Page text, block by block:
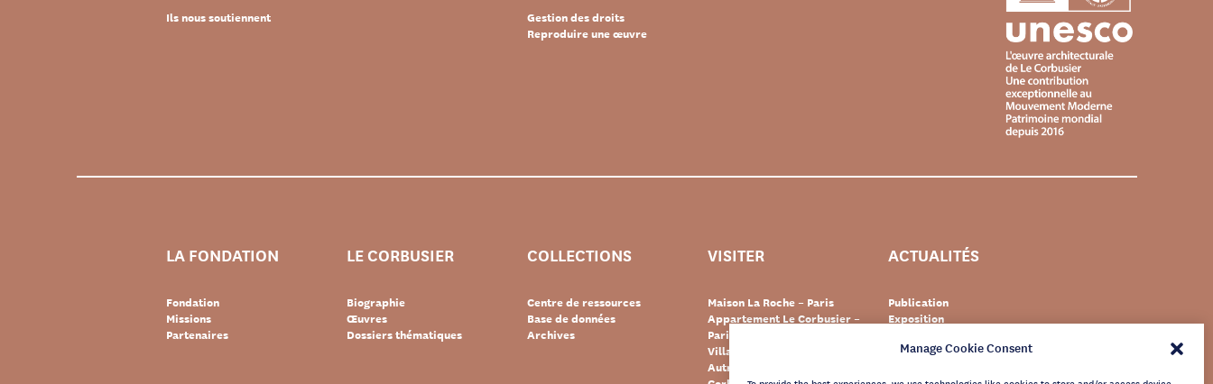
Manage Cookie Consent
Ils nous soutiennent
Gestion des droits
Reproduire une œuvre
LA FONDATION
Fondation
Missions
Partenaires
LE CORBUSIER
Biographie
Œuvres
Dossiers thématiques
COLLECTIONS
Centre de ressources
Base de données
Archives
VISITER
Maison La Roche – Paris
Appartement Le Corbusier –
Paris
Villa « Le Lac » – Suisse
Autres destinations Le
ACTUALITÉS
Publication
Exposition
Documentaire